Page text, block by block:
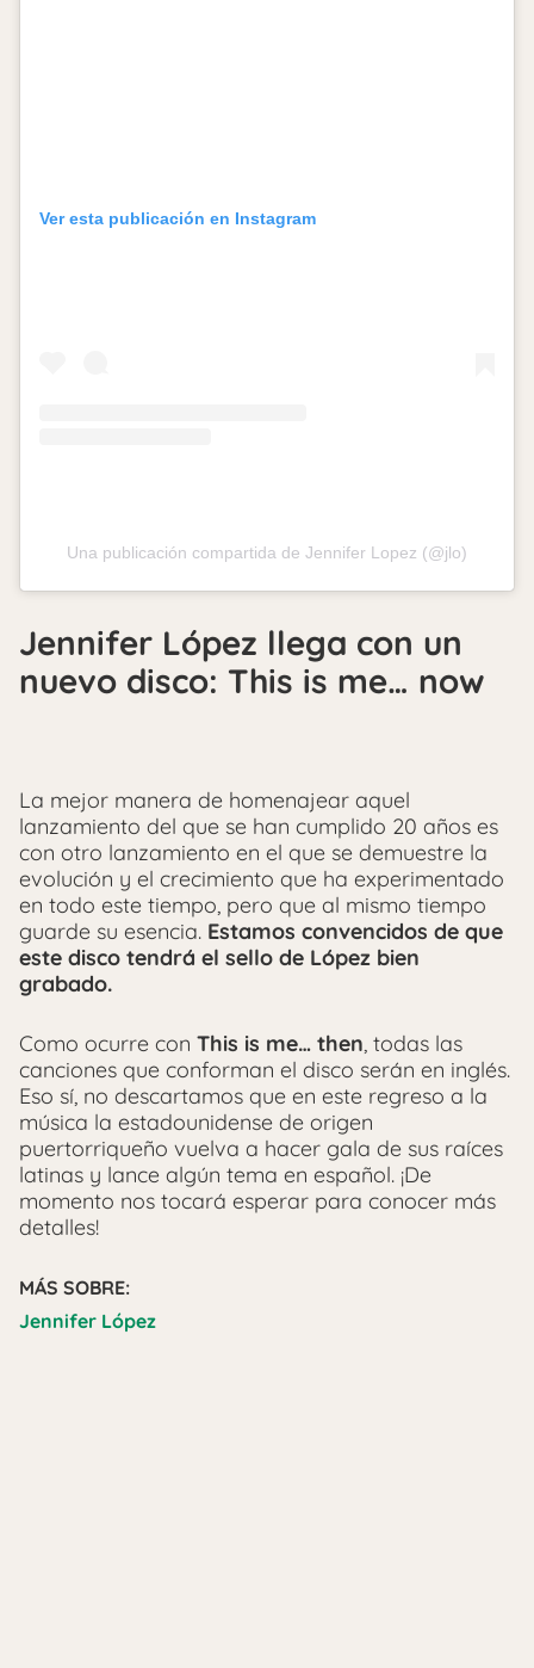
Ver esta publicación en Instagram
Una publicación compartida de Jennifer Lopez (@jlo)
Jennifer López llega con un
nuevo disco: This is me… now
La mejor manera de homenajear aquel
lanzamiento del que se han cumplido 20 años es
con otro lanzamiento en el que se demuestre la
evolución y el crecimiento que ha experimentado
en todo este tiempo, pero que al mismo tiempo
guarde su esencia. Estamos convencidos de que
este disco tendrá el sello de López bien
grabado.
Como ocurre con This is me… then, todas las
canciones que conforman el disco serán en inglés.
Eso sí, no descartamos que en este regreso a la
música la estadounidense de origen
puertorriqueño vuelva a hacer gala de sus raíces
latinas y lance algún tema en español. ¡De
momento nos tocará esperar para conocer más
detalles!
MÁS SOBRE:
Jennifer López